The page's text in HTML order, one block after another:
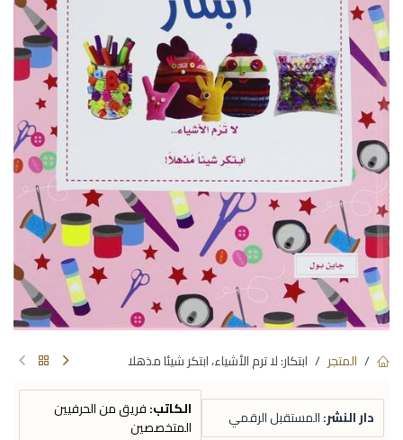
المتجر ابتكار: لا ترم الأشياء، ابتكر شيئا مذهلا
دار النشر:المستقبل الرقمي الكاتب:فريق من الحرفيين
المتخصصين